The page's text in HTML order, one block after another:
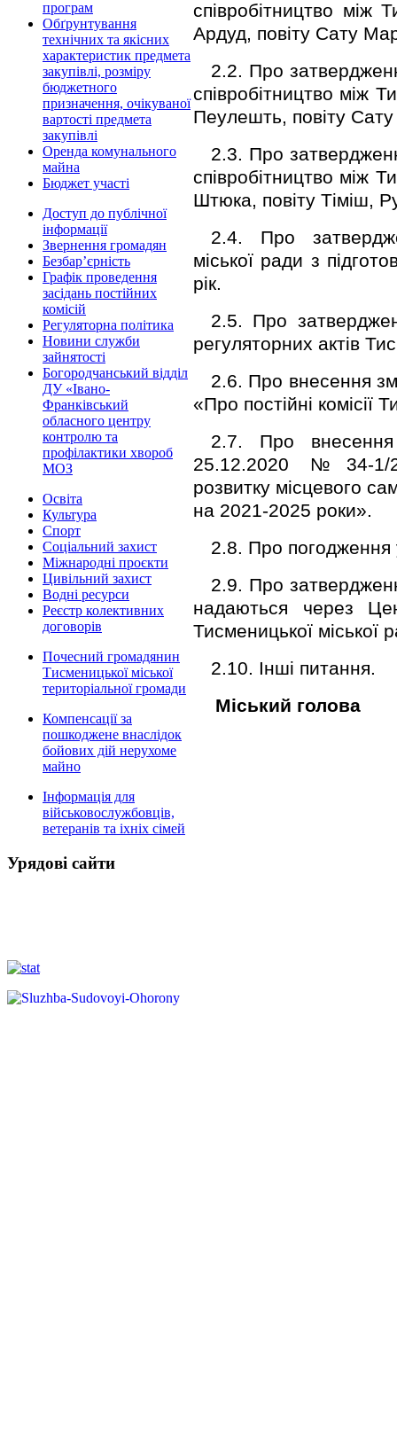
програм
Обґрунтування
технічних та якісних
характеристик предмета
закупівлі, розміру
бюджетного
призначення, очікуваної
вартості предмета
закупівлі
Оренда комунального
майна
Бюджет участі
Доступ до публічної
інформації
Звернення громадян
Безбар’єрність
Графік проведення
засідань постійних
комісій
Регуляторна політика
Новини служби
зайнятості
Богородчанський відділ
ДУ «Івано-
Франківський
обласного центру
контролю та
профілактики хвороб
МОЗ
Освіта
Культура
Спорт
Соціальний захист
Міжнародні проєкти
Цивільний захист
Водні ресурси
Реєстр колективних
договорів
Почесний громадянин
Тисменицької міської
територіальної громади
Компенсації за
пошкоджене внаслідок
бойових дій нерухоме
майно
Інформація для
військовослужбовців,
ветеранів та іхніх сімей
Урядові сайти
співробітництво між
Ардуд, повіту Сату
2.2. Про
співробітництво між
Пеулешть, повіту
2.3. Про
співробітництво між
Штюка, повіту Тіміш,
2.4. Про
міської ради з
рік.
2.5. Про
регуляторних актів
2.6. Про внесення
«Про постійні комісії
2.7. Про
25.12.2020 №34-1/
розвитку місцевого
на 2021-2025 роки».
2.8. Про погодження
2.9. Про
надаються через
Тисменицької міської
2.10. Інші питання.